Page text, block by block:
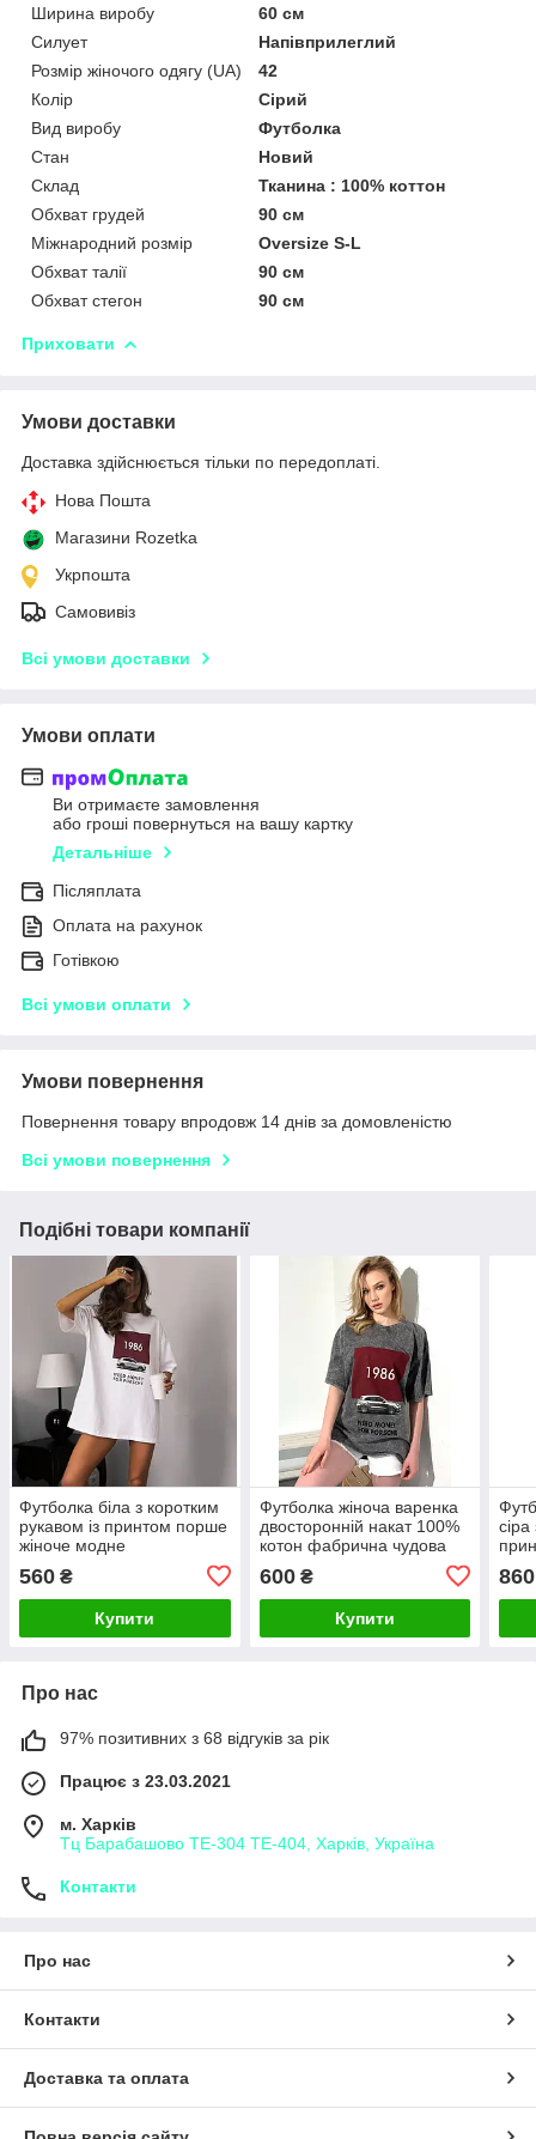
Ширина виробу
60 см
Силует
Напівприлеглий
Розмір жіночого одягу (UA)
42
Колір
Сірий
Вид виробу
Футболка
Стан
Новий
Склад
Тканина : 100% коттон
Обхват грудей
90 см
Міжнародний розмір
Oversize S-L
Обхват талії
90 см
Обхват стегон
90 см
Приховати
Умови доставки
Доставка здійснюється тільки по передоплаті.
Нова Пошта
Магазини Rozetka
Укрпошта
Самовивіз
Всі умови доставки
Умови оплати
Ви отримаєте замовлення
або гроші повернуться на вашу картку
Детальніше
Післяплата
Оплата на рахунок
Готівкою
Всі умови оплати
Умови повернення
Повернення товару впродовж 14 днів за домовленістю
Всі умови повернення
Подібні товари компанії
Футболка біла з коротким
рукавом із принтом порше
жіноче модне
560 ₴
Купити
Футболка жіноча варенка
двосторонній накат 100%
котон фабрична чудова
600₴
Купити
860
Про нас
97% позитивних з 68 відгуків за рік
Працює з 23.03.2021
м. Харків
Тц Барабашово ТЕ-304 ТЕ-404, Харків, Україна
Контакти
Про нас
Контакти
Доставка та оплата